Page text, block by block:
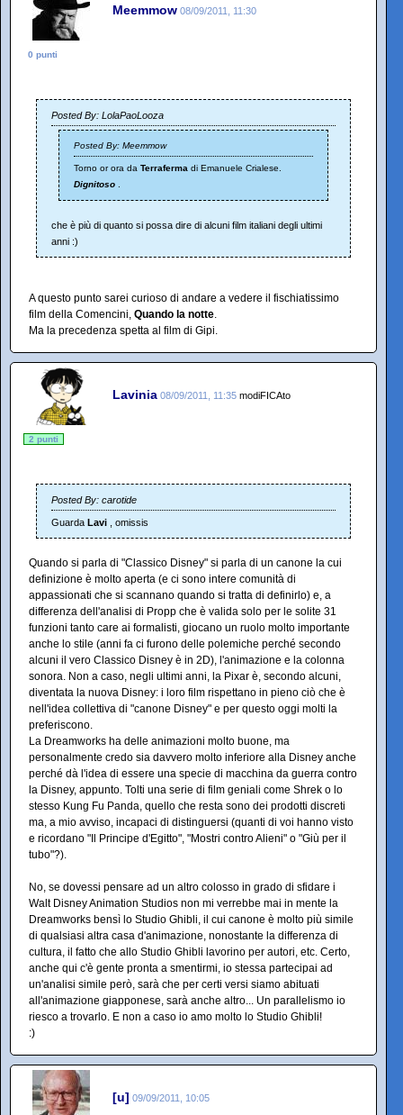
Meemmow 08/09/2011, 11:30
0 punti
Posted By: LolaPaoLooza
Posted By: Meemmow
Torno or ora da Terraferma di Emanuele Crialese.
Dignitoso
che è più di quanto si possa dire di alcuni film italiani degli ultimi
anni :)
A questo punto sarei curioso di andare a vedere il fischiatissimo
film della Comencini, Quando la notte.
Ma la precedenza spetta al film di Gipi.
Lavinia 08/09/2011, 11:35 modiFICAto
2 punti
Posted By: carotide
Guarda Lavi , omissis
Quando si parla di "Classico Disney" si parla di un canone la cui
definizione è molto aperta (e ci sono intere comunità di
appassionati che si scannano quando si tratta di definirlo) e, a
differenza dell'analisi di Propp che è valida solo per le solite 31
funzioni tanto care ai formalisti, giocano un ruolo molto importante
anche lo stile (anni fa ci furono delle polemiche perché secondo
alcuni il vero Classico Disney è in 2D), l'animazione e la colonna
sonora. Non a caso, negli ultimi anni, la Pixar è, secondo alcuni,
diventata la nuova Disney: i loro film rispettano in pieno ciò che è
nell'idea collettiva di "canone Disney" e per questo oggi molti la
preferiscono.
La Dreamworks ha delle animazioni molto buone, ma
personalmente credo sia davvero molto inferiore alla Disney anche
perché dà l'idea di essere una specie di macchina da guerra contro
la Disney, appunto. Tolti una serie di film geniali come Shrek o lo
stesso Kung Fu Panda, quello che resta sono dei prodotti discreti
ma, a mio avviso, incapaci di distinguersi (quanti di voi hanno visto
e ricordano "Il Principe d'Egitto", "Mostri contro Alieni" o "Giù per il
tubo"?).
No, se dovessi pensare ad un altro colosso in grado di sfidare i
Walt Disney Animation Studios non mi verrebbe mai in mente la
Dreamworks bensì lo Studio Ghibli, il cui canone è molto più simile
di qualsiasi altra casa d'animazione, nonostante la differenza di
cultura, il fatto che allo Studio Ghibli lavorino per autori, etc. Certo,
anche qui c'è gente pronta a smentirmi, io stessa partecipai ad
un'analisi simile però, sarà che per certi versi siamo abituati
all'animazione giapponese, sarà anche altro... Un parallelismo io
riesco a trovarlo. E non a caso io amo molto lo Studio Ghibli!
:)
[u] 09/09/2011, 10:05